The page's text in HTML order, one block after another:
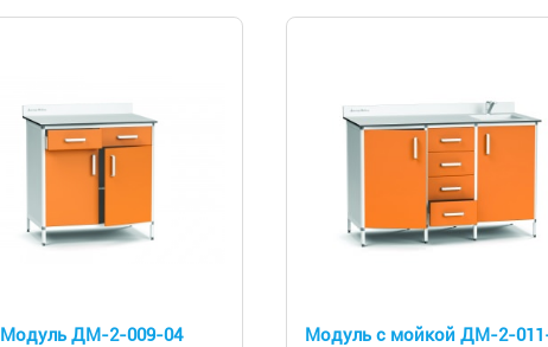
Модуль ДМ-2-009-04 Модуль с мойкой ДМ-2-